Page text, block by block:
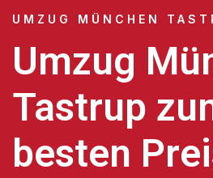
UMZUG MÜNCHEN
Umzug
Tastrup
besten